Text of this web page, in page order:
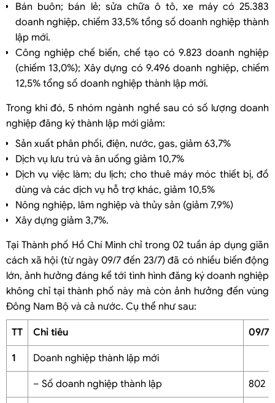
Bán buôn; bán lẻ; sửa chữa ô tô, xe máy có 25.383
doanh nghiệp, chiếm 33,5% tổng số doanh nghiệp thành
lập mới.
Công nghiệp chế biến, chế tạo có 9.823 doanh nghiệp
(chiếm 13,0%); Xây dựng có 9.496 doanh nghiệp, chiếm
12,5% tổng số doanh nghiệp thành lập mới.
Trong khi đó, 5 nhóm ngành nghề sau có số lượng doanh
nghiệp đăng ký thành lập mới giảm:
Sản xuất phân phối, điện, nước, gas, giảm 63,7%
Dịch vụ lưu trú và ăn uống giảm 10,7%
Dịch vụ việc làm; du lịch; cho thuê máy móc thiết bị, đồ
dùng và các dịch vụ hỗ trợ khác, giảm 10,5%
Nông nghiệp, lâm nghiệp và thủy sản (giảm 7,9%)
Xây dựng giảm 3,7%.
Tại Thành phố Hồ Chí Minh chỉ trong 02 tuần áp dụng giãn
cách xã hội (từ ngày 09/7 đến 23/7) đã có nhiều biến động
lớn, ảnh hưởng đáng kể tới tình hình đăng ký doanh nghiệp
không chỉ tại thành phố này mà còn ảnh hưởng đến vùng
Đông Nam Bộ và cả nước. Cụ thể như sau:
TT Chỉ tiêu 09/7
1 Doanh nghiệp thành lập mới
– Số doanh nghiệp thành lập 802